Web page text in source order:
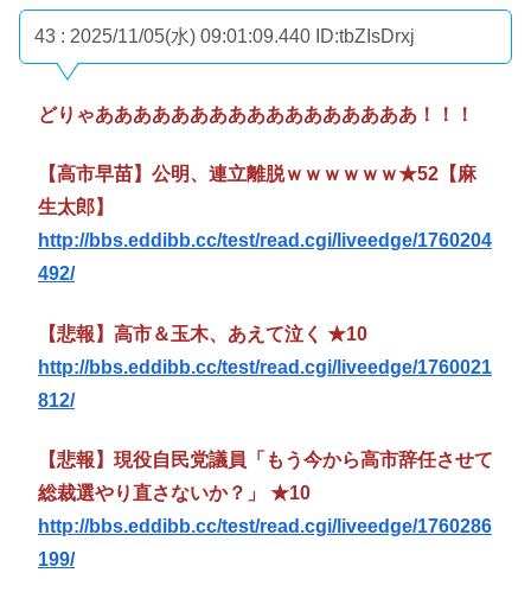
43 : 2025/11/05(水) 09:01:09.440 ID:tbZIsDrxj
どりゃあああああああああああああああああ！！！
【高市早苗】公明、連立離脱ｗｗｗｗｗｗ★52【麻
生太郎】
http://bbs.eddibb.cc/test/read.cgi/liveedge/1760204
492/
【悲報】高市＆玉木、あえて泣く ★10
http://bbs.eddibb.cc/test/read.cgi/liveedge/1760021
812/
【悲報】現役自民党議員「もう今から高市辞任させて
総裁選やり直さないか？」 ★10
http://bbs.eddibb.cc/test/read.cgi/liveedge/1760286
199/